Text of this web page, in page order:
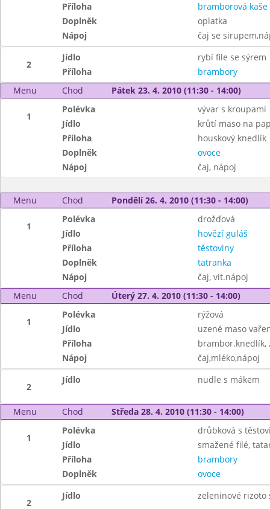
Příloha
bramborová kaše
Doplněk
oplatka
Nápoj
čaj se
2
Jídlo
rybí file se sýrem
Příloha
brambory
Menu
Chod Pátek 23. 4. 2010 (11:30 - 14:00)
1
Polévka
vývar s kroupami
Jídlo
krůtí maso na
Příloha
houskový knedlík
Doplněk
ovoce
Nápoj
čaj, nápoj
Menu Chod Pondělí 26. 4. 2010 (11:30 - 14:00)
1
Polévka
drožďová
Jídlo
hovězí guláš
Příloha
těstoviny
Doplněk
tatranka
Nápoj
čaj, vit.nápoj
Menu
Chod Úterý 27. 4. 2010 (11:30 - 14:00)
1
Polévka
rýžová
Jídlo
uzené maso
Příloha
brambor.knedlík,
Nápoj
čaj,mléko,nápoj
2
Jídlo nudle s mákem
Menu Chod Středa 28. 4. 2010 (11:30 - 14:00)
1
Polévka
drůbková s
Jídlo
smažené filé,
Příloha
brambory
Doplněk
ovoce
2
Jídlo zeleninové rizoto